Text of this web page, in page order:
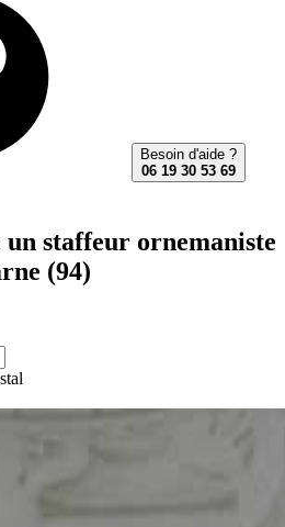
Besoin d'aide ?
06 19 30 53 69
un staffeur ornemaniste
(94)